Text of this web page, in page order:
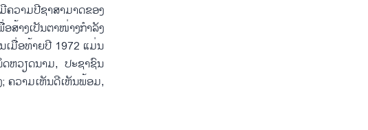
ຄວາມ​ປີ​ຊາ​ສາມາດ​ຂອງ​
າງ​ເປັນຕາໜ່າງກຳລັງ​
ເມື່ອ​ທ້າ​ຍປີ 1972 ​ແມ່ນ​
ຫວຽດນາມ, ປະຊາຊົນ​
ຄວາມ​ເຫັນ​ດີ​ເຫັນ​ພ້ອມ,